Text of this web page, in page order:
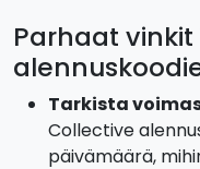
Parhaat
Tarkista
Collective
päivämäärä,